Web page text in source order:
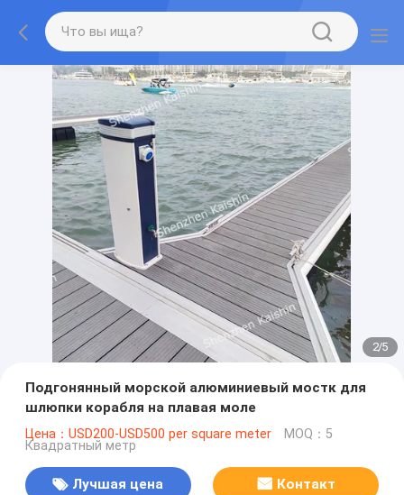
2/5
Подгонянный морской алюминиевый мостк для
шлюпки корабля на плавая моле
Цена：USD200-USD500 per square meter MOQ：5
Квадратный метр
Лучшая цена Контакт